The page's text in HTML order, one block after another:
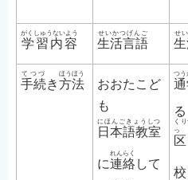
学習内容
がくしゅうないよう
生活言語
せいかつげんご せ
手続
てつづ
き方法
ほうほう
おおたこど
も
日本語教室
にほんごきょうしつ
に連絡
れんらく
して
つう
る
校
く